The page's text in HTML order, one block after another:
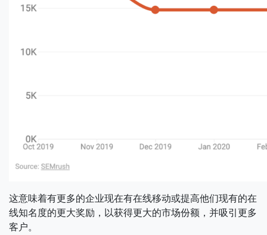
这意味着有更多的企业现在有在线移动或提高他们现有的在
线知名度的更大奖励，以获得更大的市场份额，并吸引更多
客户。